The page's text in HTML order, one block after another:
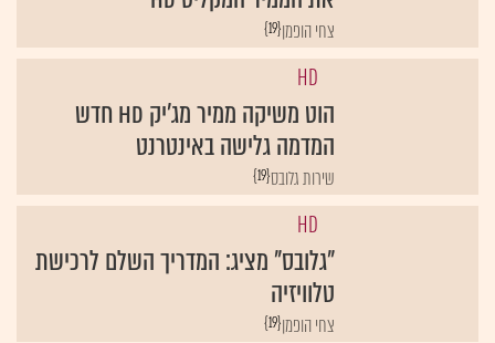
{19}צחי הופמן
HD
הוט משיקה ממיר מג'יק HD חדש
המדמה גלישה באינטרנט
{19}שירות גלובס
HD
"גלובס" מציג: המדריך השלם לרכישת
טלוויזיה
{19}צחי הופמן